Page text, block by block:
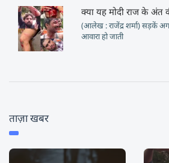
क्या यह मोदी राज के
(आलेख : राजेंद्र शर्मा) सड़कें
आवारा हो जाती
ताज़ा खबर